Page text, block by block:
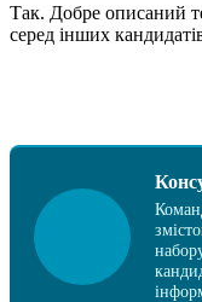
Так. Добре описаний
серед інших